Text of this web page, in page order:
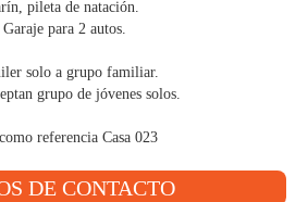
pileta de natación.
Garaje para 2 autos.
solo a grupo familiar.
grupo de jóvenes solos.
referencia Casa 023
DE CONTACTO